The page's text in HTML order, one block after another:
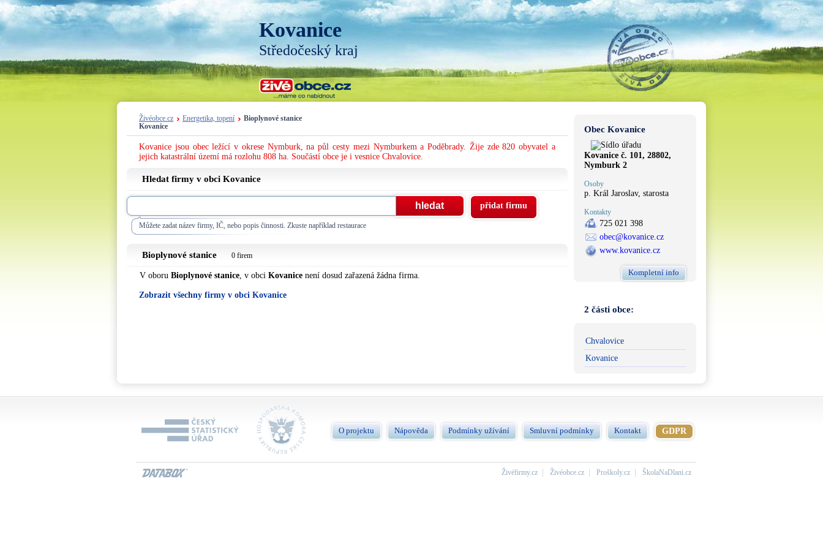
Kovanice
Středočeský kraj
Živéobce.cz Energetika, topení
Bioplynové stanice
Kovanice
Kovanice jsou obec ležící v okrese Nymburk, na půl cesty mezi Nymburkem a Poděbrady. Žije zde 820 obyvatel a
jejich katastrální území má rozlohu 808 ha. Součástí obce je i vesnice Chvalovice.
Hledat firmy v obci Kovanice
Můžete zadat název firmy, IČ, nebo popis činnosti. Zkuste například restaurace
přidat firmu
Bioplynové stanice 0 firem
V oboru Bioplynové stanice, v obci Kovanice není dosud zařazená žádna firma.
Zobrazit všechny firmy v obci Kovanice
Obec Kovanice
Kovanice č. 101, 28802,
Nymburk 2
Osoby
p. Král Jaroslav, starosta
Kontakty
725 021 398
obec@kovanice.cz
www.kovanice.cz
Kompletní info
2 části obce:
Chvalovice
Kovanice
O projektu Nápověda Podmínky užívání Smluvní podmínky Kontakt GDPR
Živéfirmy.cz Živéobce.cz Proškoly.cz ŠkolaNaDlani.cz